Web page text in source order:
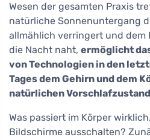
Wesen der gesamten Praxis
natürliche Sonnenuntergang
allmählich verringert und dem
die Nacht naht, ermöglicht
von Technologien in den
Tages dem Gehirn und dem
natürlichen
Was passiert im Körper
Bildschirme ausschalten?